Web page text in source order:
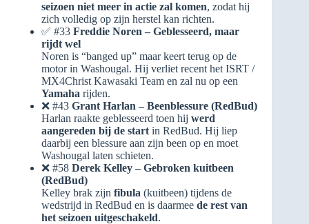
seizoen niet meer in actie zal komen, zodat hij
zich volledig op zijn herstel kan richten.
✅ #33 Freddie Noren – Geblesseerd, maar
rijdt wel
Noren is “banged up” maar keert terug op de
motor in Washougal. Hij verliet recent het ISRT /
MX4Christ Kawasaki Team en zal nu op een
Yamaha rijden.
❌ #43 Grant Harlan – Beenblessure (RedBud)
Harlan raakte geblesseerd toen hij werd
aangereden bij de start in RedBud. Hij liep
daarbij een blessure aan zijn been op en moet
Washougal laten schieten.
❌ #58 Derek Kelley – Gebroken kuitbeen
(RedBud)
Kelley brak zijn fibula (kuitbeen) tijdens de
wedstrijd in RedBud en is daarmee de rest van
het seizoen uitgeschakeld.